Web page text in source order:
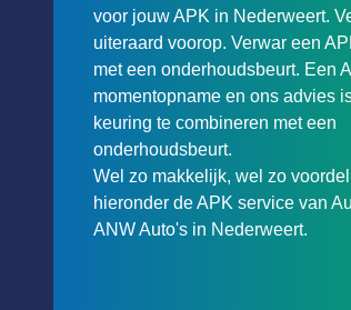
voor jouw APK in Nederweert.
uiteraard voorop. Verwar een
met een onderhoudsbeurt. Een
momentopname en ons advies is
keuring te combineren met een
onderhoudsbeurt.
Wel zo makkelijk, wel zo
hieronder de APK service van
ANW Auto's in Nederweert.